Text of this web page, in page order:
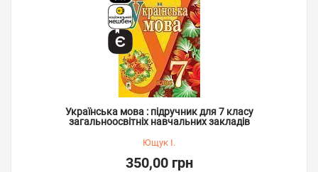
Українська мова : підручник для 7 класу
загальноосвітніх навчальних закладів
Ющук І.
350,00 грн